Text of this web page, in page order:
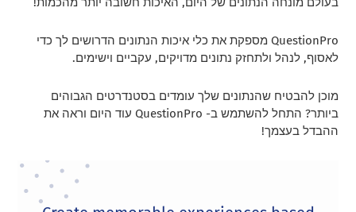
QuestionPro מספקת את כלי איכות הנתונים הדרושים לך כדי
לאסוף, לנהל ולתחזק נתונים מדויקים, עקביים וישימים.
מוכן להבטיח שהנתונים שלך עומדים בסטנדרטים הגבוהים
ביותר? התחל להשתמש ב- QuestionPro עוד היום וראה את
ההבדל בעצמך!